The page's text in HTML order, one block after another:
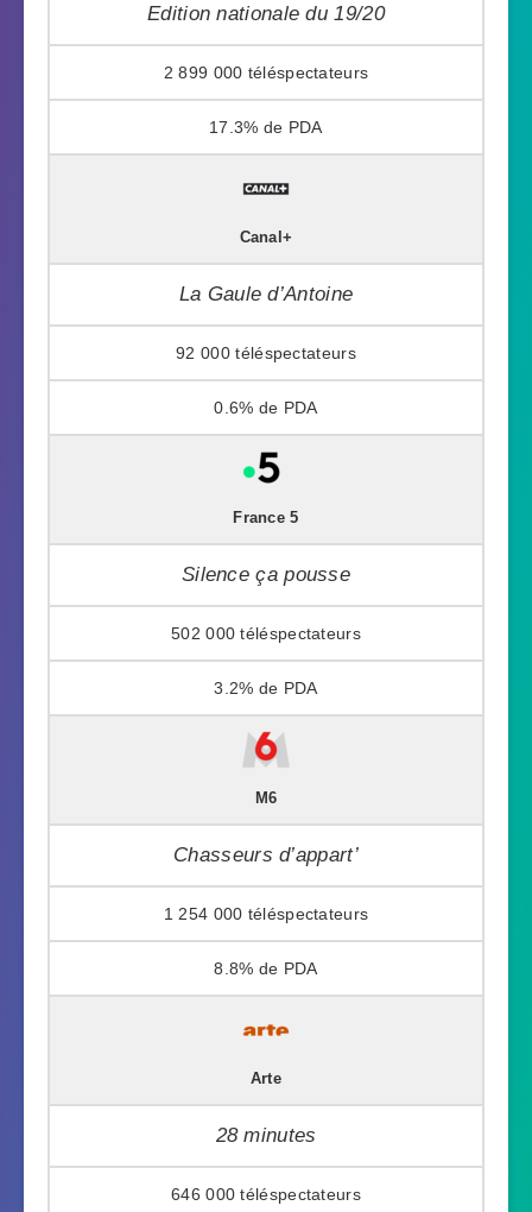
Edition nationale du 19/20
2 899 000
17.3%
Canal+
La Gaule d’Antoine
92 000
0.6%
France 5
Silence ça pousse
502 000
3.2%
M6
Chasseurs d’appart’
1 254 000
8.8%
Arte
28 minutes
646 000